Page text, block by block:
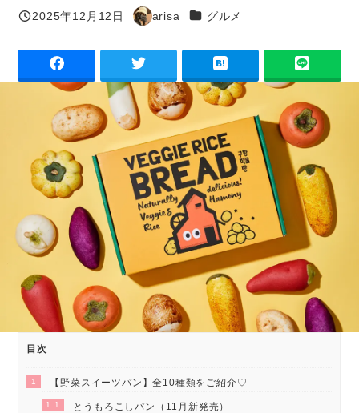
投稿日
2025年12月12日
著
arisa カテゴリー
グルメ
目次
1 【野菜スイーツパン】全10種類をご紹介♡
1.1 とうもろこしパン（11月新発売）